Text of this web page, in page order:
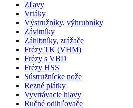
Zľavy
Vrtáky
Výstružníky, výhrubníky
Závitníky
Záhlbníky, zrážače
Frézy TK (VHM)
Frézy s VBD
Frézy HSS
Sústružnícke nože
Rezné plátky
Vyvrtávacie hlavy
Ručné odihľovače